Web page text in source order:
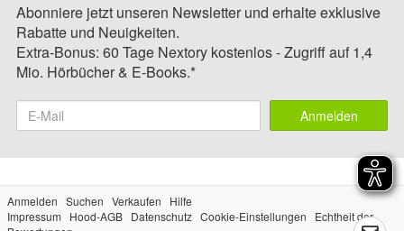
Abonniere jetzt unseren Newsletter und erhalte exklusive
Rabatte und Neuigkeiten.
Extra-Bonus: 60 Tage Nextory kostenlos - Zugriff auf 1,4
Mio. Hörbücher & E-Books.*
Anmelden
Anmelden Suchen Verkaufen
Hilfe
Impressum
Hood-AGB Datenschutz Cookie-Einstellungen
Echtheit der